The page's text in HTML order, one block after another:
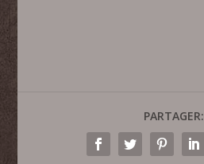
PARTAGER: